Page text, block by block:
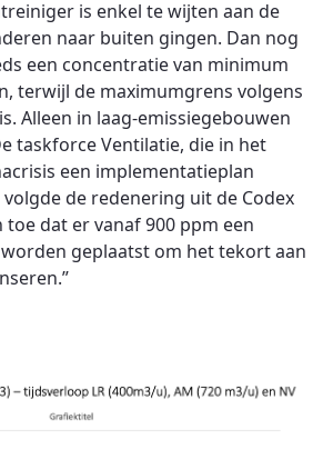
is enkel te wijten aan de
naar buiten gingen. Dan nog
een concentratie van minimum
terwijl de maximumgrens volgens
Alleen in laag-emissiegebouwen
taskforce Ventilatie, die in het
een implementatieplan
de redenering uit de Codex
toe dat er vanaf 900 ppm een
geplaatst om het tekort aan